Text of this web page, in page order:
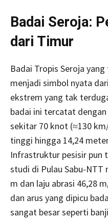
Badai Seroja:
dari Timur
Badai Tropis Seroja
menjadi simbol nyata
ekstrem yang tak
badai ini tercatat
sekitar 70 knot (≈130
tinggi hingga 14,24
Infrastruktur pesisir pun
studi di Pulau Sabu-NTT
m dan laju abrasi 46,28
dan arus yang dipicu
sangat besar seperti